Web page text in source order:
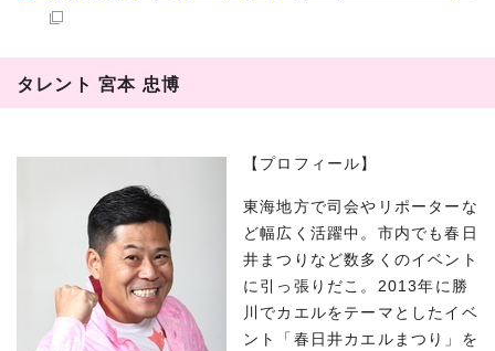
タレント 宮本 忠博
【プロフィール】
東海地方で司会やリポーターな
ど幅広く活躍中。市内でも春日
井まつりなど数多くのイベント
に引っ張りだこ。2013年に勝
川でカエルをテーマとしたイベ
ント「春日井カエルまつり」を